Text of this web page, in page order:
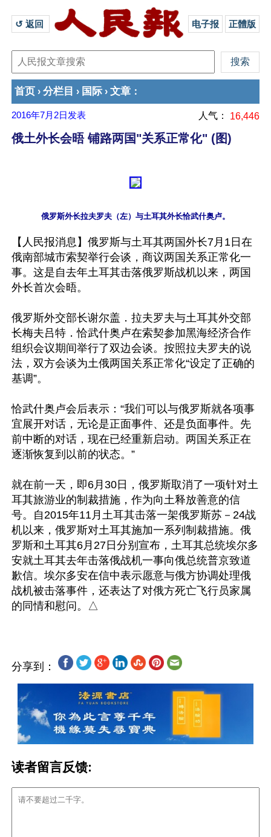
↺ 返回 电子报 正體版
首页 › 分栏目 › 国际 › 文章 ：
2016年7月2日 发表 人气： 16,446
俄土外长会晤 铺路两国"关系正常化" (图)
【人民报消息】俄罗斯与土耳其两国外长7月1日在
俄南部城市索契举行会谈，商议两国关系正常化一
事。这是自去年土耳其击落俄罗斯战机以来，两国
外长首次会晤。
俄罗斯外交部长谢尔盖．拉夫罗夫与土耳其外交部
长梅夫吕特．恰武什奥卢在索契参加黑海经济合作
组织会议期间举行了双边会谈。按照拉夫罗夫的说
法，双方会谈为土俄两国关系正常化“设定了正确的
基调”。
恰武什奥卢会后表示：“我们可以与俄罗斯就各项事
宜展开对话，无论是正面事件、还是负面事件。先
前中断的对话，现在已经重新启动。两国关系正在
逐渐恢复到以前的状态。”
就在前一天，即6月30日，俄罗斯取消了一项针对土
耳其旅游业的制裁措施，作为向土释放善意的信
号。自2015年11月土耳其击落一架俄罗斯苏－24战
机以来，俄罗斯对土耳其施加一系列制裁措施。俄
罗斯和土耳其6月27日分别宣布，土耳其总统埃尔多
安就土耳其去年击落俄战机一事向俄总统普京致道
歉信。埃尔多安在信中表示愿意与俄方协调处理俄
战机被击落事件，还表达了对俄方死亡飞行员家属
分享到：
读者留言反馈: